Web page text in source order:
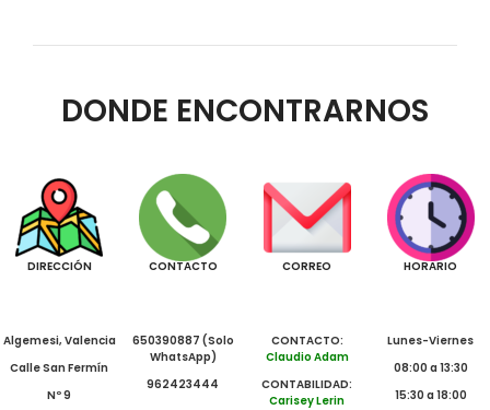
DONDE ENCONTRARNOS
DIRECCIÓN
Algemesi, Valencia
Calle San Fermín
Nº 9
CONTACTO
650390887 (Solo
WhatsApp)
962423444
CORREO
CONTACTO:
Claudio Adam
CONTABILIDAD:
Carisey Lerin
HORARIO
Lunes-Viernes
08:00 a 13:30
15:30 a 18:00